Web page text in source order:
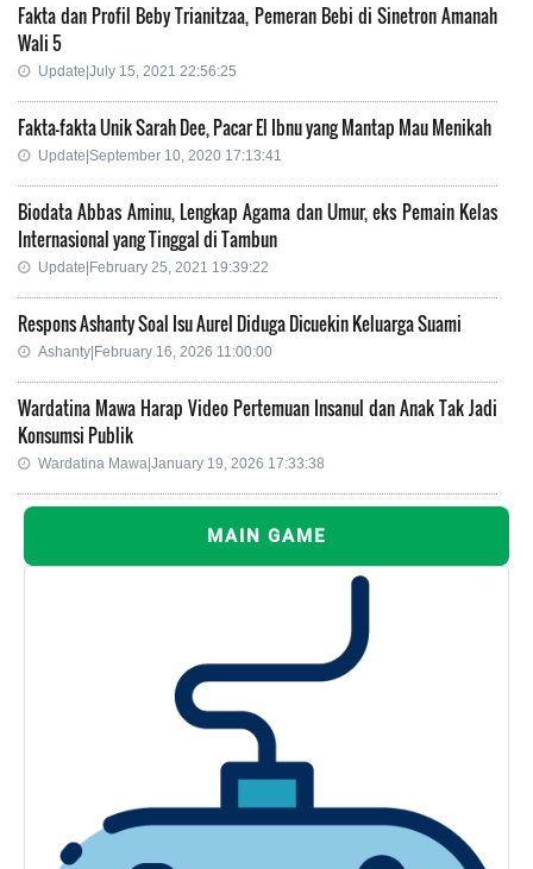
Fakta dan Profil Beby Trianitzaa, Pemeran Bebi di Sinetron Amanah
Wali 5
Update|July 15, 2021 22:56:25
Fakta-fakta Unik Sarah Dee, Pacar El Ibnu yang Mantap Mau Menikah
Update|September 10, 2020 17:13:41
Biodata Abbas Aminu, Lengkap Agama dan Umur, eks Pemain Kelas
Internasional yang Tinggal di Tambun
Update|February 25, 2021 19:39:22
Respons Ashanty Soal Isu Aurel Diduga Dicuekin Keluarga Suami
Ashanty|February 16, 2026 11:00:00
Wardatina Mawa Harap Video Pertemuan Insanul dan Anak Tak Jadi
Konsumsi Publik
Wardatina Mawa|January 19, 2026 17:33:38
MAIN GAME